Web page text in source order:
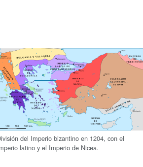
del Imperio bizantino en 1204, con el
latino y el Imperio de Nicea.